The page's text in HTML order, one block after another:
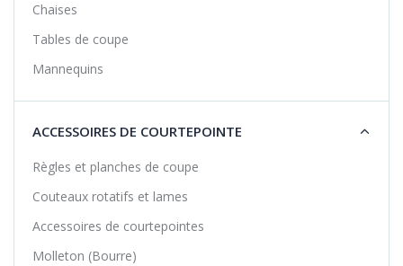
Chaises
Tables de coupe
Mannequins
ACCESSOIRES DE COURTEPOINTE
Règles et planches de coupe
Couteaux rotatifs et lames
Accessoires de courtepointes
Molleton (Bourre)